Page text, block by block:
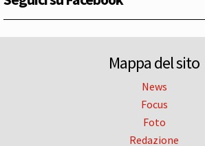
Mappa del sito
News
Focus
Foto
Redazione